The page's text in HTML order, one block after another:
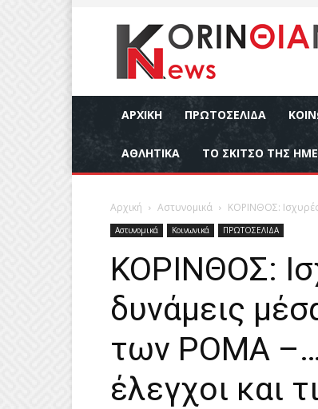
ΑΡΧΙΚΉ ΠΡΩΤΟΣΕΛΙΔΑ
ΑΘΛΗΤΙΚΆ ΤΟ ΣΚΙΤΣΟ ΤΗΣ
Αρχική Αστυνομικά ΚΟΡΙΝΘΟΣ:
Αστυνομικά Κοινωνικά ΠΡΩΤΟΣΕΛΙΔΑ
ΚΟΡΙΝΘΟΣ:
δυνάμεις
των ΡΟΜΑ
έλεγχοι και